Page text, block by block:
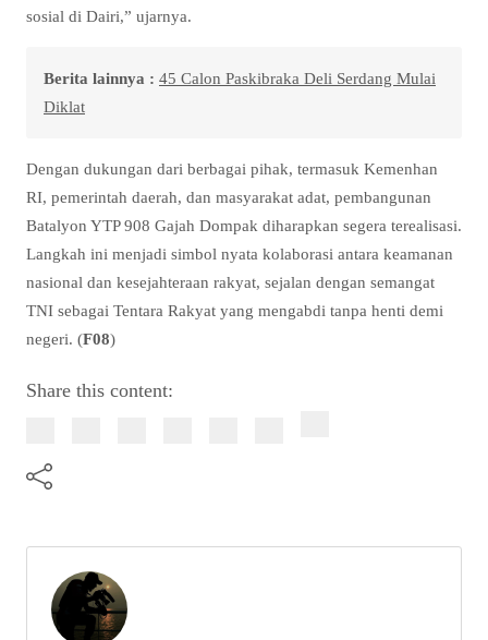
sosial di Dairi,” ujarnya.
Berita lainnya : 45 Calon Paskibraka Deli Serdang Mulai
Diklat
Dengan dukungan dari berbagai pihak, termasuk Kemenhan
RI, pemerintah daerah, dan masyarakat adat, pembangunan
Batalyon YTP 908 Gajah Dompak diharapkan segera terealisasi.
Langkah ini menjadi simbol nyata kolaborasi antara keamanan
nasional dan kesejahteraan rakyat, sejalan dengan semangat
TNI sebagai Tentara Rakyat yang mengabdi tanpa henti demi
negeri. (F08)
Share this content: